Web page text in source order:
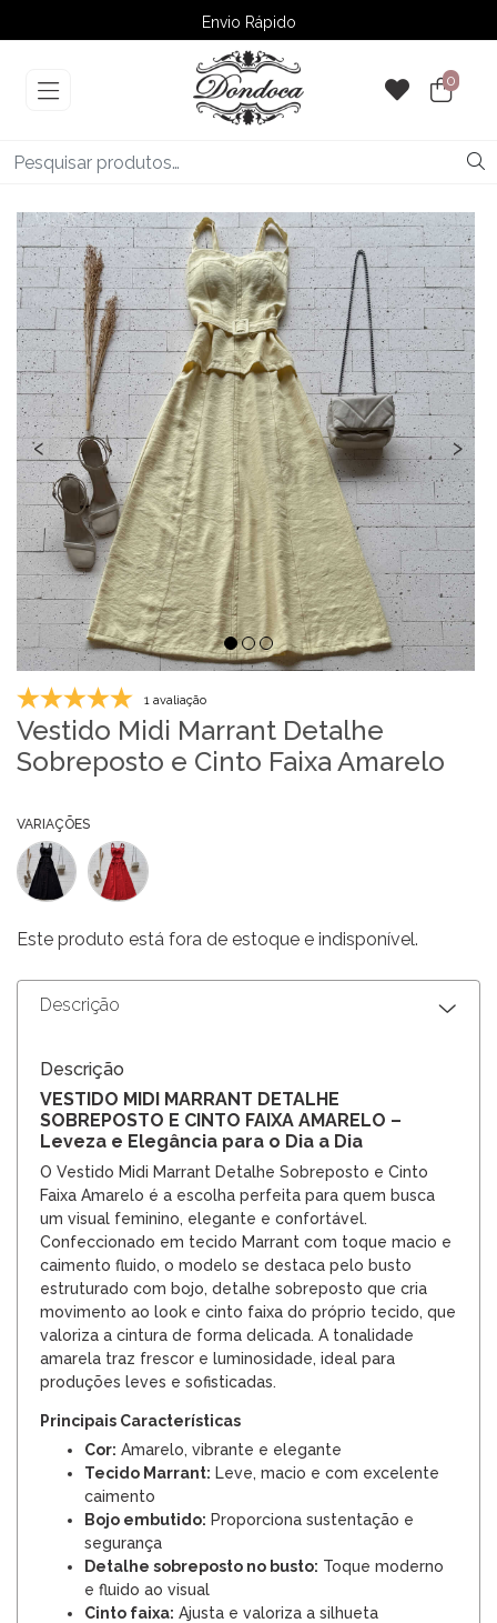
Envio Rápido
➚ Ofertas– Até 60% OFF
0
‹ ›
1 avaliação
Vestido Midi Marrant Detalhe
Sobreposto e Cinto Faixa Amarelo
VARIAÇÕES
Este produto está fora de estoque e indisponível.
Descrição
Descrição
VESTIDO MIDI MARRANT DETALHE
SOBREPOSTO E CINTO FAIXA AMARELO –
Leveza e Elegância para o Dia a Dia
O Vestido Midi Marrant Detalhe Sobreposto e Cinto
Faixa Amarelo é a escolha perfeita para quem busca
um visual feminino, elegante e confortável.
Confeccionado em tecido Marrant com toque macio e
caimento fluido, o modelo se destaca pelo busto
estruturado com bojo, detalhe sobreposto que cria
movimento ao look e cinto faixa do próprio tecido, que
valoriza a cintura de forma delicada. A tonalidade
amarela traz frescor e luminosidade, ideal para
produções leves e sofisticadas.
Principais Características
Cor: Amarelo, vibrante e elegante
Tecido Marrant: Leve, macio e com excelente
caimento
Bojo embutido: Proporciona sustentação e
segurança
Detalhe sobreposto no busto: Toque moderno
e fluido ao visual
Cinto faixa: Ajusta e valoriza a silhueta